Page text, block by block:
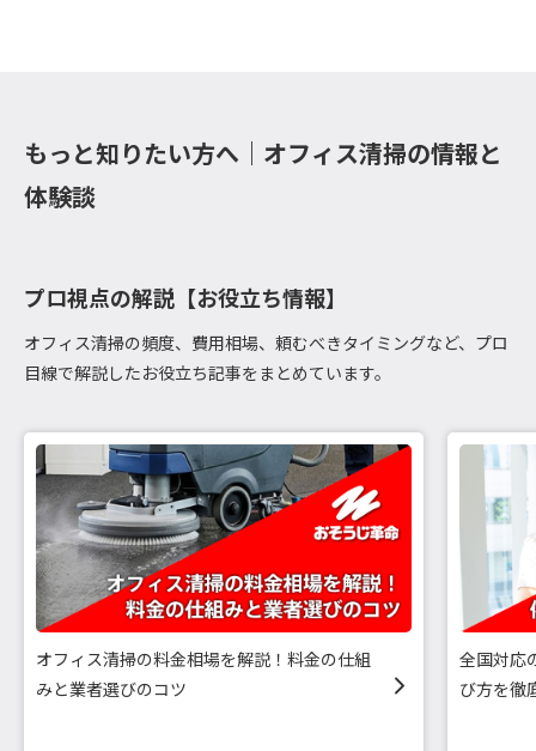
もっと知りたい方へ｜オフィス清掃の情報と
体験談
プロ視点の解説【お役立ち情報】
オフィス清掃の頻度、費用相場、頼むべきタイミングなど、プロ
目線で解説したお役立ち記事をまとめています。
オフィス清掃の料金相場を解説！料金の仕組
みと業者選びのコツ
全国対応
び方を徹